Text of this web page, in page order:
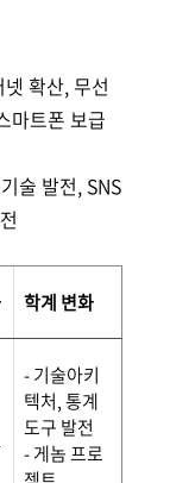
확산, 무선
마트폰 보급
술 발전, SNS
학계 변화
- 기술아키
텍처, 통계
도구 발전
- 게놈 프로